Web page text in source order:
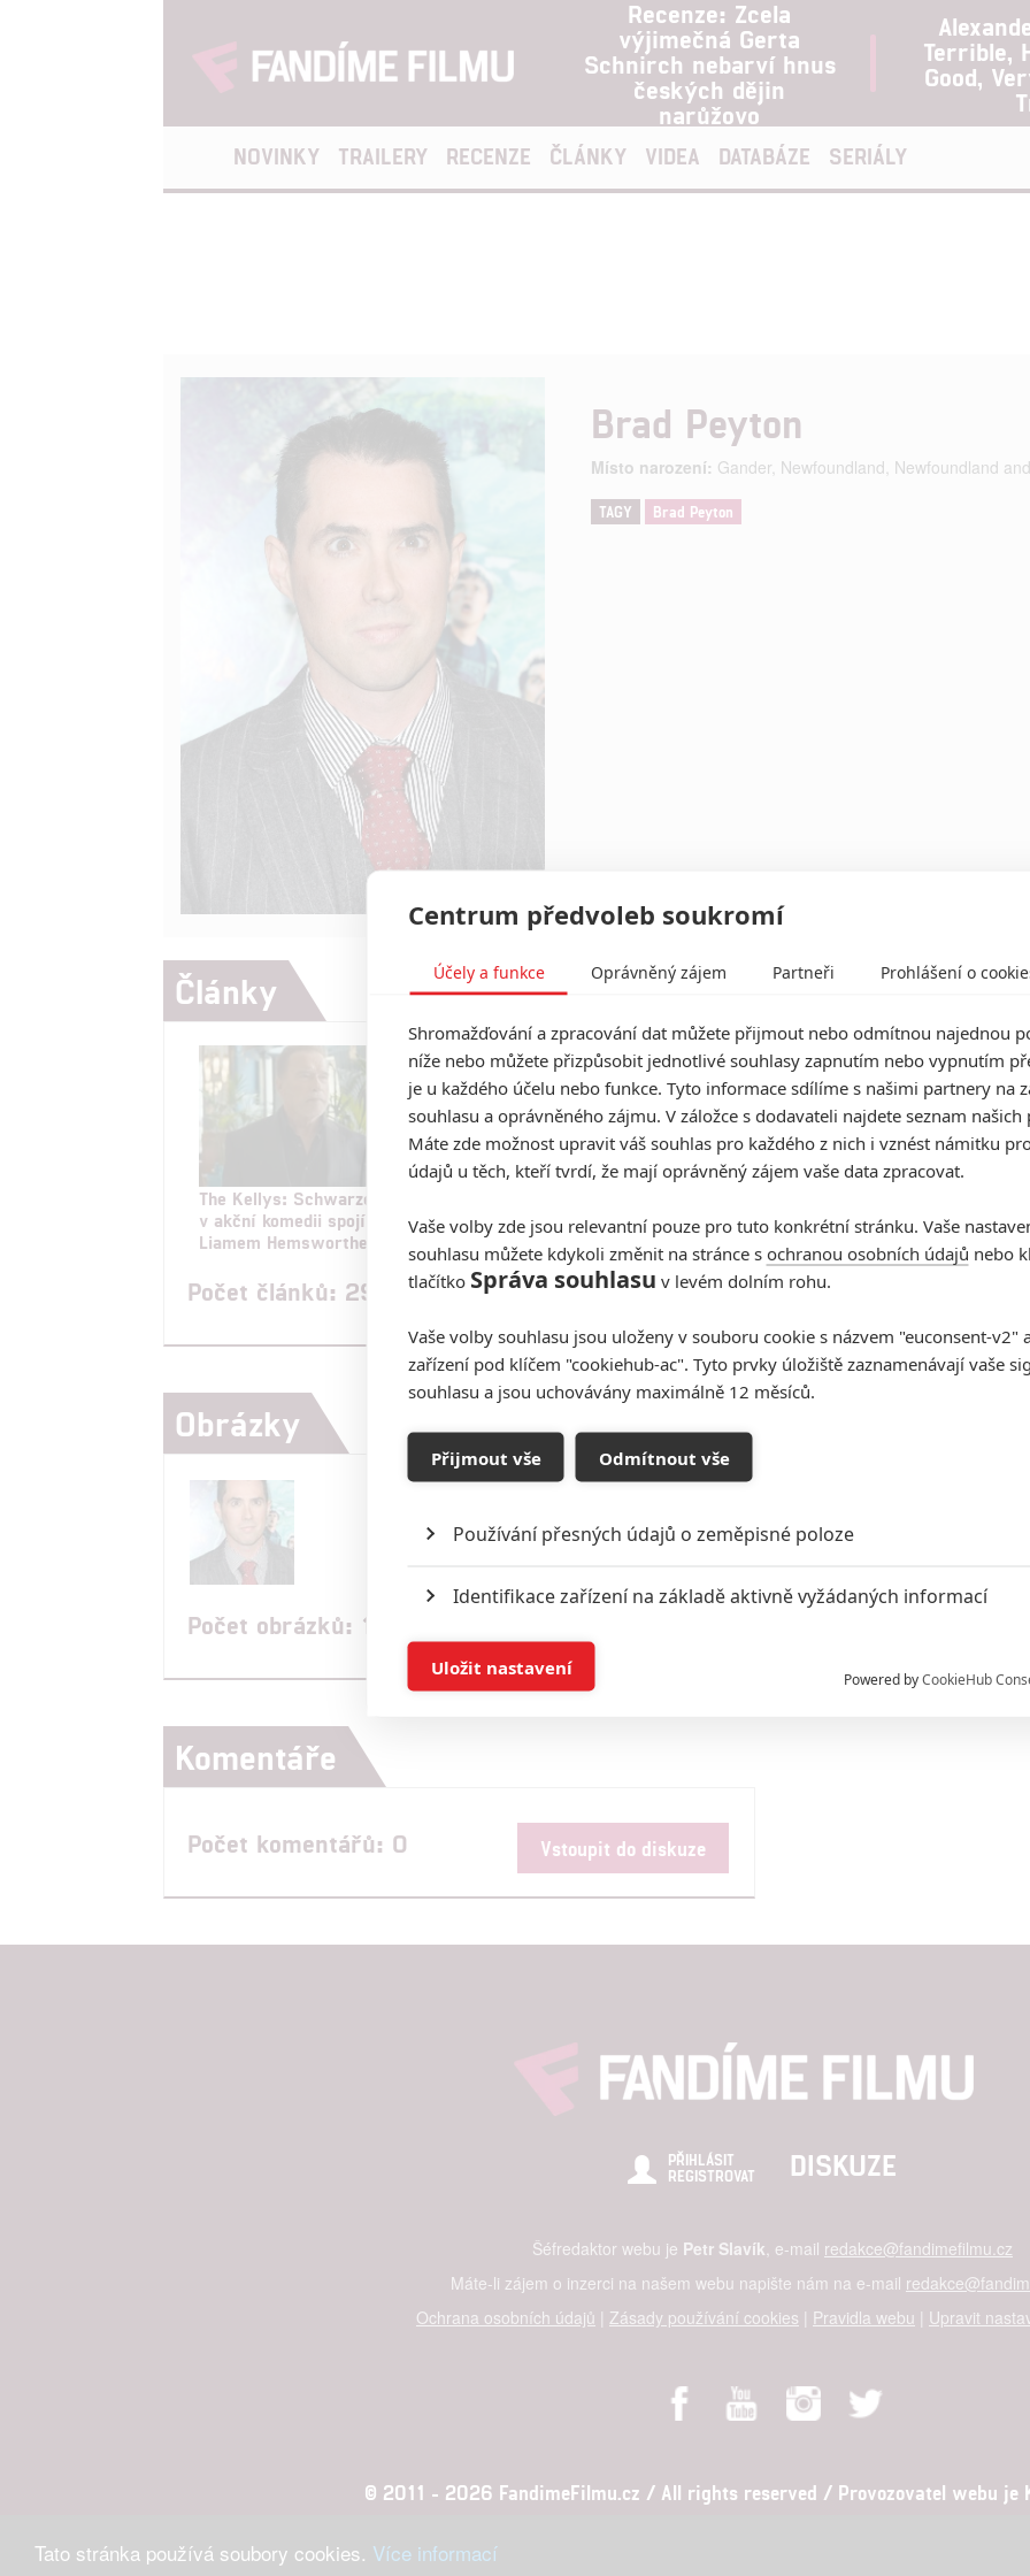
Tato stránka používá soubory cookies. Více informací
Recenze: Zcela
výjimečná Gerta
Schnirch nebarví hnus
českých dějin
narůžovo
Terrible,
Good,
NOVINKY TRAILERY RECENZE ČLÁNKY VIDEA DATABÁZE SERIÁLY
Brad Peyton
Místo narození: Gander, Newfoundland, Newfoundland
TAGY Brad Peyton
Články
The Kellys: Schwarzenegger
v akční komedii spojí síly s
Liamem Hemsworthem
usedá do bitevního robota
Počet článků: 29
Obrázky
Počet obrázků: 1
Komentáře
Počet komentářů: 0 Vstoupit do diskuze
Režisér
PŘIHLÁSIT
REGISTROVAT
DISKUZE
Šéfredaktor webu je Petr Slavík , e-mail redakce@fandimefilmu.cz
Máte-li zájem o inzerci na našem webu napište nám na e-mail
Ochrana osobních údajů | Zásady používání cookies | Pravidla webu | Upravit
© 2011 - 2026 FandimeFilmu.cz / All rights reserved / Provozovatel webu je
Koncal studio s.r.o., IČO: 03604071, Lýskova 2073/57, Stodůlky, 155 00,
Centrum předvoleb soukromí
Účely a funkce Oprávněný zájem Partneři Prohlášení o
Shromažďování a zpracování dat můžete přijmout nebo odmítnou najednou
níže nebo můžete přizpůsobit jednotlivé souhlasy zapnutím nebo vypnutím
je u každého účelu nebo funkce. Tyto informace sdílíme s našimi partnery na
souhlasu a oprávněného zájmu. V záložce s dodavateli najdete seznam našich
Máte zde možnost upravit váš souhlas pro každého z nich i vznést námitku
údajů u těch, kteří tvrdí, že mají oprávněný zájem vaše data zpracovat.
Vaše volby zde jsou relevantní pouze pro tuto konkrétní stránku. Vaše
souhlasu můžete kdykoli změnit na stránce s ochranou osobních údajů nebo
tlačítko Správa souhlasu v levém dolním rohu.
Vaše volby souhlasu jsou uloženy v souboru cookie s názvem "euconsent-v2"
zařízení pod klíčem "cookiehub-ac". Tyto prvky úložiště zaznamenávají vaše
souhlasu a jsou uchovávány maximálně 12 měsíců.
Přijmout vše Odmítnout vše
Používání přesných údajů o zeměpisné poloze
Identifikace zařízení na základě aktivně vyžádaných informací
Ukládání a/nebo přístup k informacím v zařízení
Udělením souhlasu s účely a funkcemi zde uvedenými dáváte nám i našim
možnost: Zajištění bezpečnosti, předcházení a zjišťování podvodů a
Powered byCookieHub
Uložit nastavení